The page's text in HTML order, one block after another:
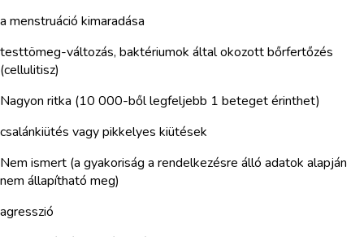
a menstruáció kimaradása
testtömeg-változás, baktériumok által okozott bőrfertőzés
(cellulitisz)
Nagyon ritka (10 000-ből legfeljebb 1 beteget érinthet)
csalánkiütés vagy pikkelyes kiütések
Nem ismert (a gyakoriság a rendelkezésre álló adatok alapján
nem állapítható meg)
agresszió